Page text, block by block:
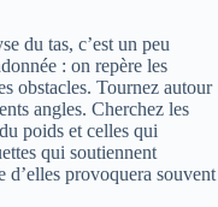
du tas, c’est un peu
: on repère les
obstacles. Tournez autour
angles. Cherchez les
poids et celles qui
qui soutiennent
d’elles provoquera souvent